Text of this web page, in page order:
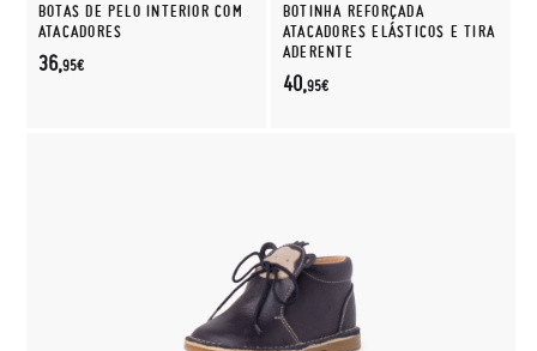
BOTAS DE PELO INTERIOR COM
ATACADORES
36,95€
BOTINHA REFORÇADA
ATACADORES ELÁSTICOS E TIRA
ADERENTE
40,95€